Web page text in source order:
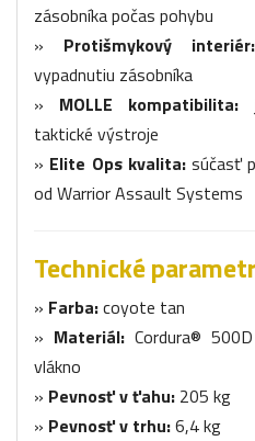
zásobníka počas pohybu
» Protišmykový interiér:
vypadnutiu zásobníka
» MOLLE kompatibilita:
taktické výstroje
» Elite Ops kvalita:súčasť
od Warrior Assault Systems
Technické
» Farba:coyote tan
» Materiál: Cordura®
vlákno
» Pevnosť v ťahu: 205 kg
» Pevnosť v trhu:6,4 kg